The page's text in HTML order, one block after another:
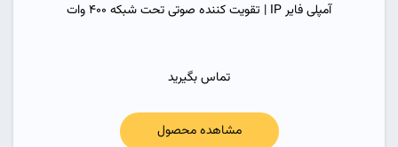
آمپلی فایر IP | تقویت کننده صوتی تحت شبکه 400 وات
تماس بگیرید
مشاهده محصول